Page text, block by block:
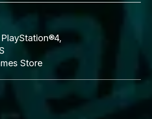
Store